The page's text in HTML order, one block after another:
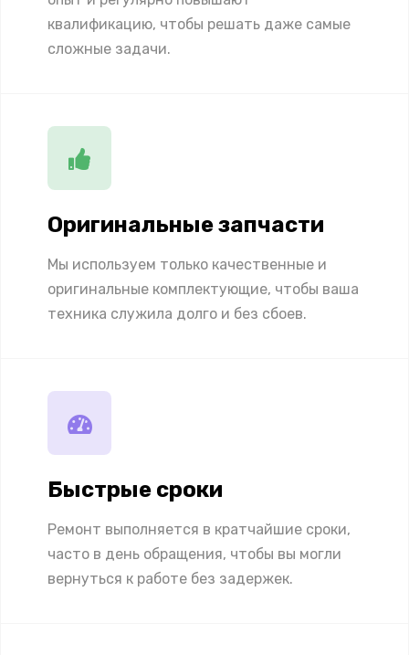
квалификацию, чтобы решать даже самые
сложные задачи.
Оригинальные запчасти
Мы используем только качественные и
оригинальные комплектующие, чтобы ваша
техника служила долго и без сбоев.
Быстрые сроки
Ремонт выполняется в кратчайшие сроки,
часто в день обращения, чтобы вы могли
вернуться к работе без задержек.